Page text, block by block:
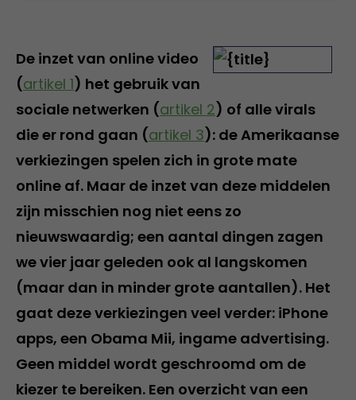
De inzet van online video
(artikel 1) het gebruik van
sociale netwerken (artikel 2) of alle virals
die er rond gaan (artikel 3): de Amerikaanse
verkiezingen spelen zich in grote mate
online af. Maar de inzet van deze middelen
zijn misschien nog niet eens zo
nieuwswaardig; een aantal dingen zagen
we vier jaar geleden ook al langskomen
(maar dan in minder grote aantallen). Het
gaat deze verkiezingen veel verder: iPhone
apps, een Obama Mii, ingame advertising.
Geen middel wordt geschroomd om de
kiezer te bereiken. Een overzicht van een